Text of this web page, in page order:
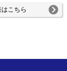
こちら